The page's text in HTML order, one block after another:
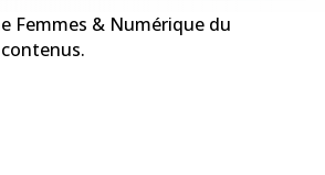
Femmes & Numérique du